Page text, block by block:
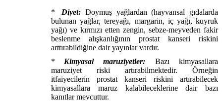
*
Diyet: Doymuş yağlardan (hayvansal gıdalarda
bulunan yağlar, tereyağı, margarin, iç yağı, kuyruk
yağı) ve kırmızı etten zengin, sebze-meyveden fakir
beslenme alışkanlığının prostat kanseri riskini
arttırabildiğine dair yayınlar vardır.
*
Kimyasal maruziyetler: Bazı kimyasallara
maruziyet riski artırabilmektedir. Örneğin
itfaiyecilerin prostat kanseri riskini artırabilecek
kimyasallara maruz kalabileceklerine dair bazı
kanıtlar mevcuttur.